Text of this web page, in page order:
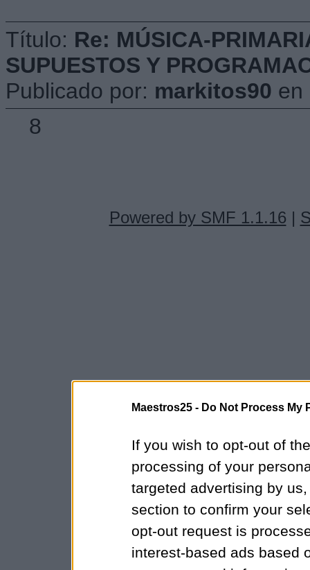
Maestros25 - Do Not Process My
If you wish to opt-out of
processing of your
targeted advertising by
section to confirm your
opt-out request is
interest-based ads based
Título: Re: MÚSICA-
SUPUESTOS Y
Publicado por: markitos90 en
8
Powered by SMF 1.1.16 |